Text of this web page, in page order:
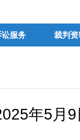
讼服务 裁判资
年5月